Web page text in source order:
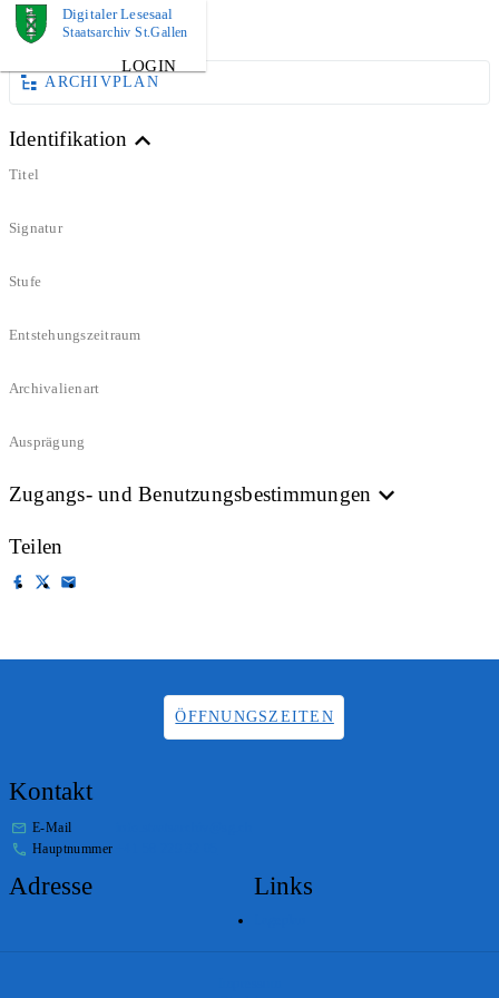
Digitaler Lesesaal
Staatsarchiv St.Gallen
LOGIN
DOKUMENT
ARCHIVPLAN
Identifikation
Titel
Signatur
Stufe
Entstehungszeitraum
Archivalienart
Ausprägung
Zugangs- und Benutzungsbestimmungen
Teilen
ÖFFNUNGSZEITEN
Kontakt
E-Mail
Hauptnummer
Adresse Links